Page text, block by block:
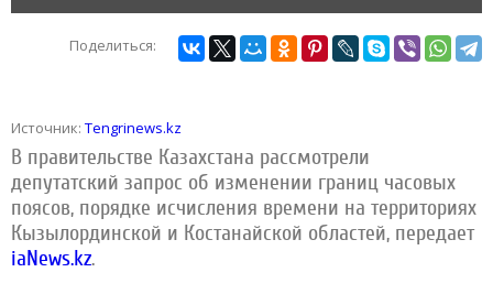
Поделиться:
Источник: Tengrinews.kz
В правительстве Казахстана рассмотрели
депутатский запрос об изменении границ часовых
поясов, порядке исчисления времени на территориях
Кызылординской и Костанайской областей, передает
iaNews.kz.